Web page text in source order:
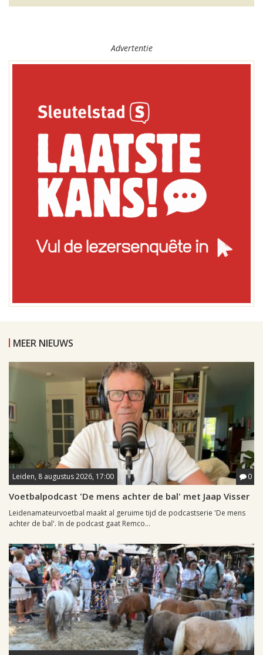
Advertentie
MEER NIEUWS
Leiden, 8 augustus 2026, 17:00 0
Voetbalpodcast 'De mens achter de bal' met Jaap Visser
Leidenamateurvoetbal maakt al geruime tijd de podcastserie 'De mens
achter de bal'. In de podcast gaat Remco...